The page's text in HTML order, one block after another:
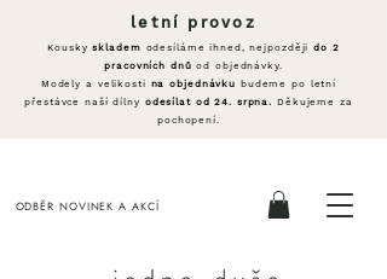
ODBĚR NOVINEK A AKCÍ
letní provoz
Kouskyskladem odesíláme ihned, nejpozdějido 2
pracovních dnů od objednávky.
Modely a velikosti na objednávku
budeme po letní
přestávce naší dílny odesílat od 24. srpna. Děkujeme za
pochopení.